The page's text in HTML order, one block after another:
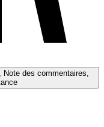
des commentaires,